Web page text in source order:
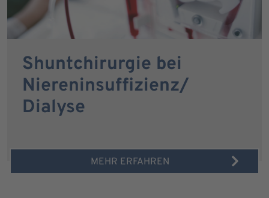
Shuntchirurgie bei
Niereninsuffizienz/
Dialyse
MEHR ERFAHREN